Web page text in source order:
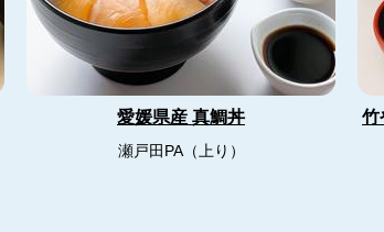
愛媛県産 真鯛丼
瀬戸田PA（上り）
竹